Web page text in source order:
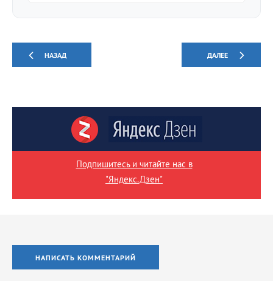
НАЗАД ДАЛЕЕ
Подпишитесь и читайте нас в
"Яндекс.Дзен"
НАПИСАТЬ КОММЕНТАРИЙ